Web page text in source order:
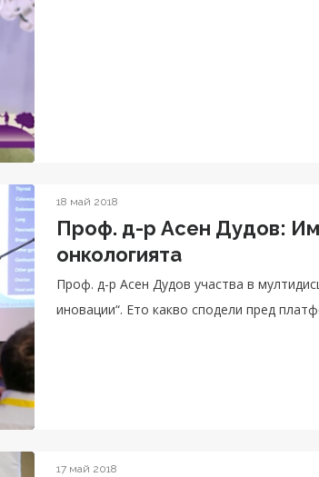
18 май 2018
Проф. д-р Асен Дудов:
онкологията
Проф. д-р Асен Дудов участва в
иновации“. Ето какво сподели пред
17 май 2018